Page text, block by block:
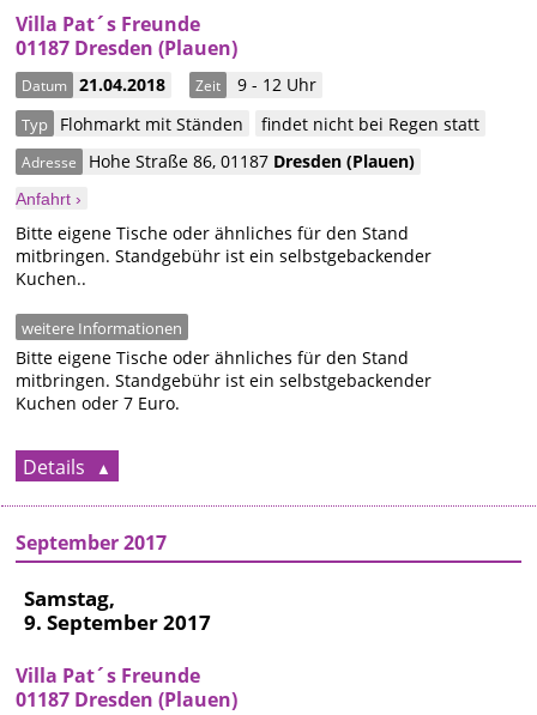
Villa Pat´s Freunde
01187 Dresden (Plauen)
Datum 21.04.2018 Zeit 9 - 12 Uhr
Typ Flohmarkt mit Ständen findet nicht bei Regen statt
Adresse Hohe Straße 86,01187 Dresden(Plauen)
Anfahrt ›
Bitte eigene Tische oder ähnliches für den Stand
mitbringen. Standgebühr ist ein selbstgebackender
Kuchen..
weitere Informationen
Bitte eigene Tische oder ähnliches für den Stand
mitbringen. Standgebühr ist ein selbstgebackender
Kuchen oder 7 Euro.
Details
September 2017
Samstag,
9. September 2017
Villa Pat´s Freunde
01187 Dresden (Plauen)